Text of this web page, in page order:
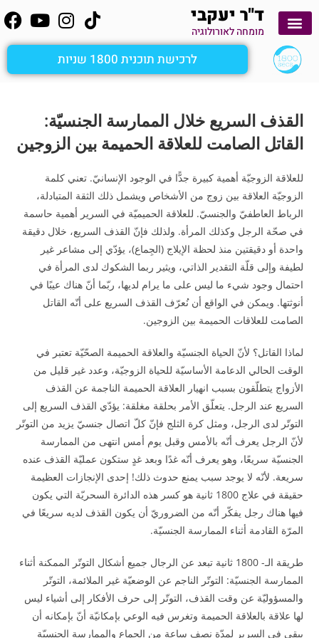
ד"ר יעקבי
מומחה לאורולוגיה
לרכישת תוכנית 1800 שניות
القذف السريع خلال الممارسة الجنسيّة:
القاتل الصامت للعلاقة الحميمة بين الزوجين
للعلاقة الزوجيّة أهمية كبيرة جدًّا في الوجود الإنسانيّ. تعني كلمة
الزوجيّة العلاقة بين زوج من الأشخاص ويشمل ذلك الثقة المتبادلة،
الرباط العاطفيّ والجنسيّ. للعلاقة الحميميّة في السرير أهمية حاسمة
في صحّة الرجل وكذلك المرأة. ولذلك فإنّ القذف السريع، خلال دقيقة
واحدة أو دقيقتين منذ لحظة الإيلاج (الجِماع)، يؤدّي إلى مشاعر غير
لطيفة وإلى قلّة التقدير الذاتي، ويثير ربما الشكوك لدى المرأة في
احتمال وجود شيء ما ليس على ما يرام لديها، ربّما أنّ هناك عيبًا في
أنوثتها. ويمكن في الواقع أن نُعرّف القذف السريع على أنّه القاتل
الصامت للعلاقات الحميمة بين الزوجين.
لماذا القاتل؟ لأنّ الحياة الجنسيّة والعلاقة الحميمة الصحّيّة تعتبر في
الوقت الحالي الدعامة الأساسيّة للحياة الزوجيّة، وعدد غير قليل من
الأزواج يتطلّقون بسبب انهيار العلاقة الحميمة الناجمة عن القذف
السريع عند الرجل. يتعلّق الأمر بحلقة مغلقة: يؤدّي القذف السريع إلى
التوتّر لدى الرجل، ومثل كرة الثلج فإنّ كلّ اتصال جنسيّ يزيد من التوتّر
لأنّ الرجل يعرف أنّه بالأمس وقبل يوم أمس انتهى من الممارسة
الجنسيّة سريعًا، وهو يعرف أنّه غدًا وبعد غدٍ ستكون عمليّة القذف عنده
سريعة. لأنّه لا يوجد سبب يمنع حدوث ذلك! إحدى الإنجازات العظيمة
حقيقة في علاج 1800 ثانية هو كسر هذه الدائرة السحريّة التي يكون
فيها هناك رجل يفكّر أنّه من الضروريّ أن يكون القذف لديه سريعًا في
المرّة القادمة أثناء الممارسة الجنسيّة.
طريقة الـ- 1800 ثانية تبعد عن الرجال جميع أشكال التوتّر الممكنة أثناء
الممارسة الجنسيّة: التوتّر الناجم عن الوضعيّة غير الملائمة، التوتّر
والمسؤوليّة عن وقت القذف، التوتّر إلى حرف الأفكار إلى أشياء ليس
لها علاقة بالعلاقة الحميمة وتغرس فيه الوعي بإمكانيّة أنّ بإمكانه أن
يبقى في السرير لمدّة نصف ساعة من الجِماع والممارسة الجنسيّة